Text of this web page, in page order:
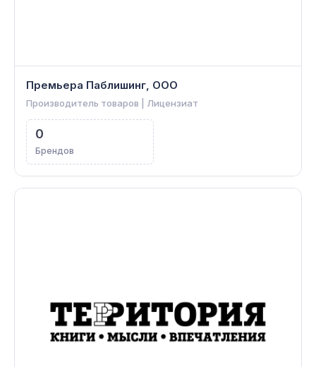
Премьера Паблишинг, ООО
Производитель товаров | Лицензиат
0
Брендов